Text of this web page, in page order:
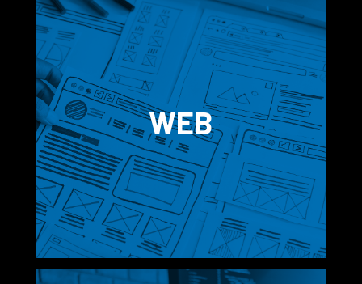
ZAJISTÍME GRAFICKÝ
NÁVRH I VÝROBU VAŠICH
TISKOVIN, LETÁKŮ,
PLAKÁTŮ, PF, PROSPEKTŮ,
ETIKET PRODUKTŮ A VÍCE.
WEB